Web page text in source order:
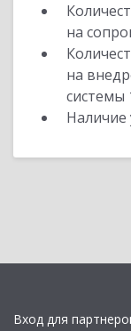
на
на
системы
Наличие
Вход для